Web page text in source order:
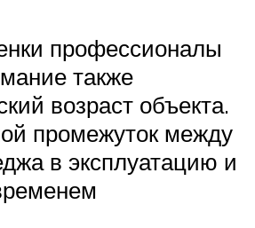
профессионалы
также
возраст объекта.
промежуток между
в эксплуатацию и